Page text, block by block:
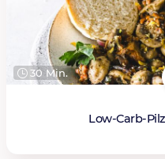
30 Min.
Low-Carb-